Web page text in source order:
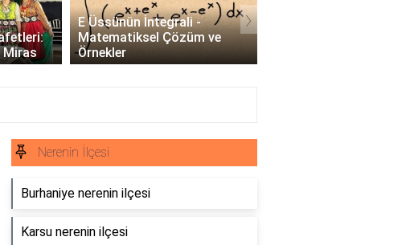
E Üssünün İntegrali -
Matematiksel Çözüm ve
Örnekler
Profesyonel Kurumsal Mail
Örnekleri - İşletmeler İçin
Etkili İletişim..
›
Nerenin İlçesi
Burhaniye nerenin ilçesi
Karsu nerenin ilçesi